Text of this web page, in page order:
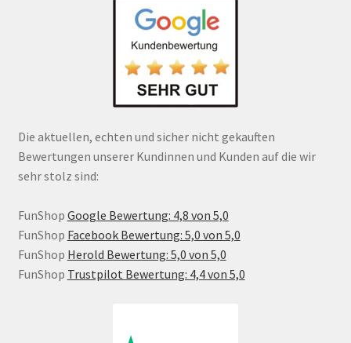
Die aktuellen, echten und sicher nicht gekauften
Bewertungen unserer Kundinnen und Kunden auf die wir
sehr stolz sind:
FunShop Google Bewertung: 4,8 von 5,0
FunShop Facebook Bewertung: 5,0 von 5,0
FunShop Herold Bewertung: 5,0 von 5,0
FunShop Trustpilot Bewertung: 4,4 von 5,0